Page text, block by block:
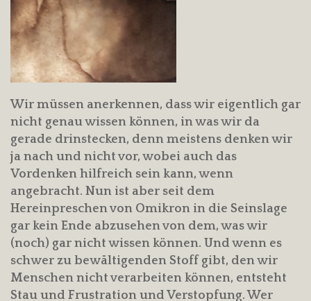
Wir müssen anerkennen, dass wir eigentlich gar
nicht genau wissen können, in was wir da
gerade drinstecken, denn meistens denken wir
ja nach und nicht vor, wobei auch das
Vordenken hilfreich sein kann, wenn
angebracht. Nun ist aber seit dem
Hereinpreschen von Omikron in die Seinslage
gar kein Ende abzusehen von dem, was wir
(noch) gar nicht wissen können. Und wenn es
schwer zu bewältigenden Stoff gibt, den wir
Menschen nicht verarbeiten können, entsteht
Stau und Frustration und Verstopfung. Wer